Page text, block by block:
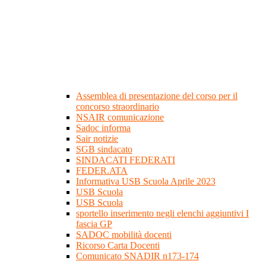
Assemblea di presentazione del corso per il
concorso straordinario
NSAIR comunicazione
Sadoc informa
Sair notizie
SGB sindacato
SINDACATI FEDERATI
FEDER.ATA
Informativa USB Scuola Aprile 2023
USB Scuola
USB Scuola
sportello inserimento negli elenchi aggiuntivi I
fascia GP
SADOC mobilità docenti
Ricorso Carta Docenti
Comunicato SNADIR n173-174